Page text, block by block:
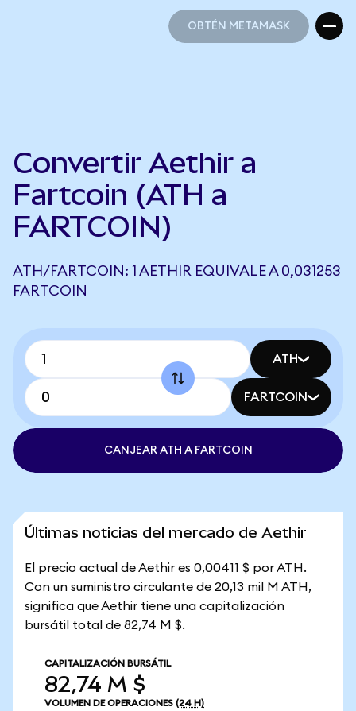
OBTÉN METAMASK
Convertir Aethir a
Fartcoin (ATH a
FARTCOIN)
ATH/FARTCOIN: 1 AETHIR EQUIVALE A 0,031253
FARTCOIN
ATH
FARTCOIN
CANJEAR ATH A FARTCOIN
Últimas noticias del mercado de Aethir
El precio actual de Aethir es 0,00411 $ por ATH.
Con un suministro circulante de 20,13 mil M ATH,
significa que Aethir tiene una capitalización
bursátil total de 82,74 M $.
CAPITALIZACIÓN BURSÁTIL
82,74 M $
VOLUMEN DE OPERACIONES (24 H)